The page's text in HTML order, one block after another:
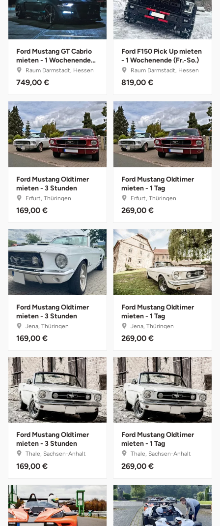
Ford Mustang GT Cabrio
mieten - 1 Wochenende
(Fr.-So.)
Raum Darmstadt, Hessen
749,00 €
Ford F150 Pick Up mieten
- 1 Wochenende (Fr.-So.)
Raum Darmstadt, Hessen
819,00 €
Ford Mustang Oldtimer
mieten - 3 Stunden
Erfurt, Thüringen
169,00 €
Ford Mustang Oldtimer
mieten - 1 Tag
Erfurt, Thüringen
269,00 €
Ford Mustang Oldtimer
mieten - 3 Stunden
Jena, Thüringen
169,00 €
Ford Mustang Oldtimer
mieten - 1 Tag
Jena, Thüringen
269,00 €
Ford Mustang Oldtimer
mieten - 3 Stunden
Thale, Sachsen-Anhalt
169,00 €
Ford Mustang Oldtimer
mieten - 1 Tag
Thale, Sachsen-Anhalt
269,00 €
Nagold
Neckarsulm
Nesselwang
Nidda
Nordwestmecklenburg
Oberhavel
Odenwald
Oder-Spree
Oldenburg
Osnabrück
Ostholstein
Ostprignitz-Ruppin
Oy-Mittelberg
Passau
Pforzheim
Pinneberg
Pirna
Plön
Potsdam